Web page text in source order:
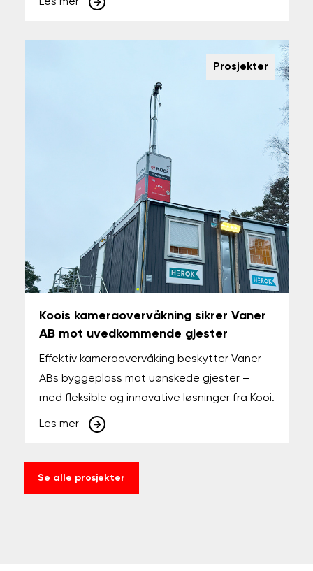
Prosjekter
Koois kameraovervåkning sikrer Vaner
AB mot uvedkommende gjester
Effektiv kameraovervåking beskytter Vaner
ABs byggeplass mot uønskede gjester –
med fleksible og innovative løsninger fra Kooi.
Les mer
Se alle prosjekter